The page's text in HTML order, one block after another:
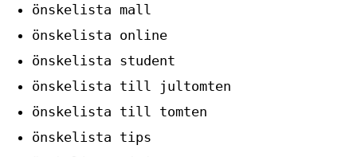
önskelista mall
önskelista online
önskelista student
önskelista till jultomten
önskelista till tomten
önskelista tips